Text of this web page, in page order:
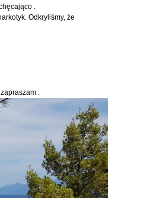
.
Odkryliśmy, że
.